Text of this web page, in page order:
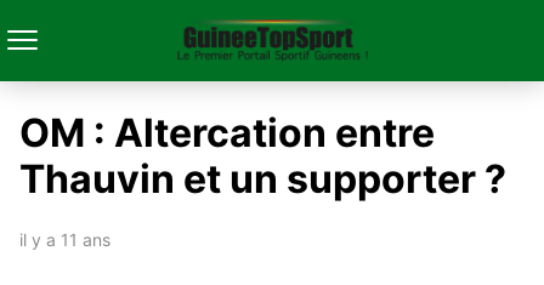
OM : Altercation entre
Thauvin et un supporter ?
il y a 11 ans